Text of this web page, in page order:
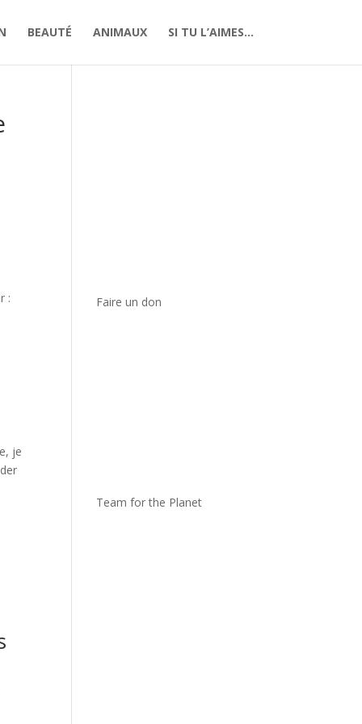
BEAUTÉ ANIMAUX SI TU L’AIMES…
:
je
Faire un don
Team for the Planet